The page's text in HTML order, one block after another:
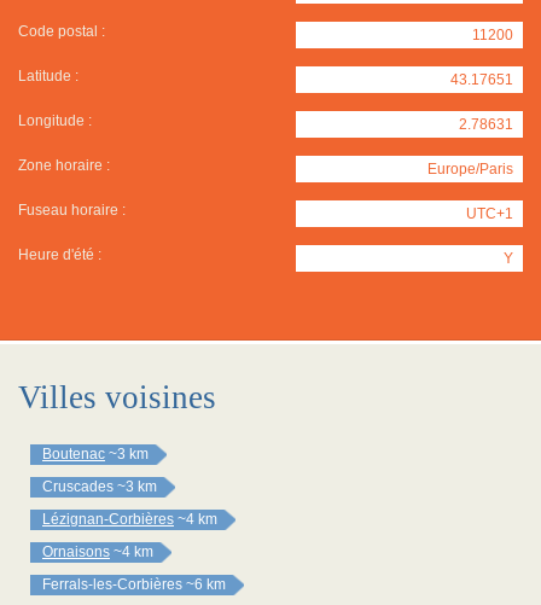
Code postal : 11200
Latitude : 43.17651
Longitude : 2.78631
Zone horaire : Europe/Paris
Fuseau horaire : UTC+1
Heure d'été : Y
Villes voisines
Boutenac ~3 km
Cruscades ~3 km
Lézignan-Corbières ~4 km
Ornaisons ~4 km
Ferrals-les-Corbières ~6 km